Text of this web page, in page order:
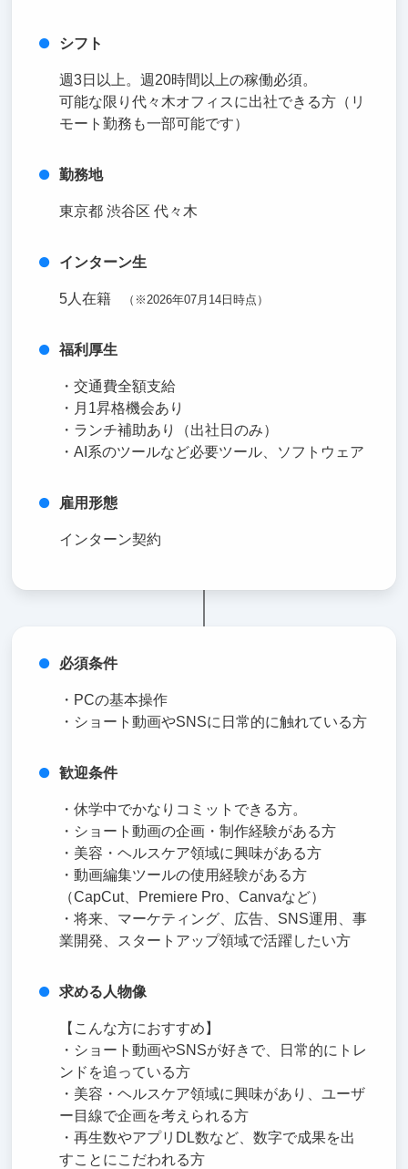
シフト
週3日以上。週20時間以上の稼働必須。
可能な限り代々木オフィスに出社できる方（リ
モート勤務も一部可能です）
勤務地
東京都 渋谷区 代々木
インターン生
5人在籍 （※2026年07月14日時点）
福利厚生
・交通費全額支給
・月1昇格機会あり
・ランチ補助あり（出社日のみ）
・AI系のツールなど必要ツール、ソフトウェア
雇用形態
インターン契約
必須条件
・PCの基本操作
・ショート動画やSNSに日常的に触れている方
歓迎条件
・休学中でかなりコミットできる方。
・ショート動画の企画・制作経験がある方
・美容・ヘルスケア領域に興味がある方
・動画編集ツールの使用経験がある方
（CapCut、Premiere Pro、Canvaなど）
・将来、マーケティング、広告、SNS運用、事
業開発、スタートアップ領域で活躍したい方
求める人物像
【こんな方におすすめ】
・ショート動画やSNSが好きで、日常的にトレ
ンドを追っている方
・美容・ヘルスケア領域に興味があり、ユーザ
ー目線で企画を考えられる方
・再生数やアプリDL数など、数字で成果を出
すことにこだわれる方